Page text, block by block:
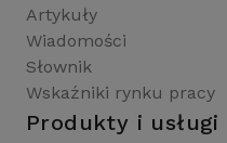
Artykuły
Wiadomości
Słownik
Wskaźniki rynku pracy
Produkty i usługi